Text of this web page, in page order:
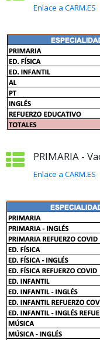
Enlace a CARM.ES
PRIMARIA -
Enlace a CARM.ES